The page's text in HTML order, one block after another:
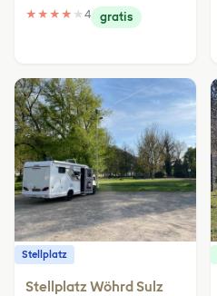
★ ★ ★ ★ ★ 4 gratis
Stellplatz
Stellplatz Wöhrd Sulz